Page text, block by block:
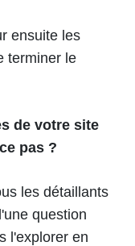
ensuite les
terminer le
de votre site
pas ?
les détaillants
question
l'explorer en